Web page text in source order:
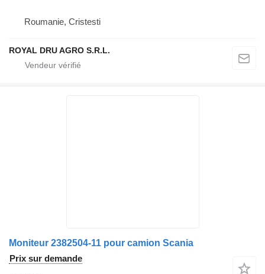
Roumanie, Cristesti
ROYAL DRU AGRO S.R.L.
Moniteur 2382504-11 pour camion Scania
Prix sur demande